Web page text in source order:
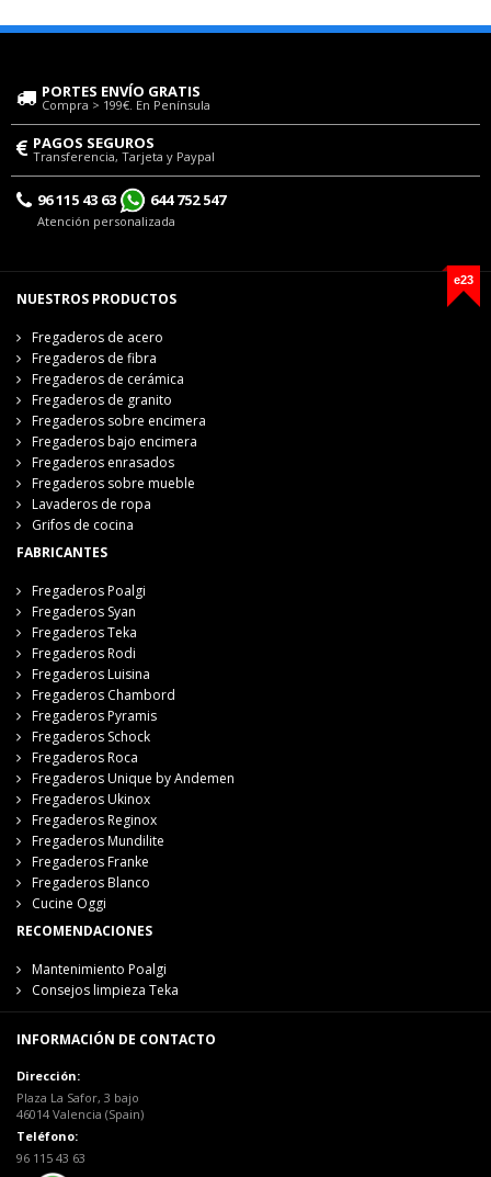
PORTES ENVÍO GRATIS
Compra > 199€. En Península
PAGOS SEGUROS
Transferencia, Tarjeta y Paypal
96 115 43 63 644 752 547
Atención personalizada
e23
NUESTROS PRODUCTOS
Fregaderos de acero
Fregaderos de fibra
Fregaderos de cerámica
Fregaderos de granito
Fregaderos sobre encimera
Fregaderos bajo encimera
Fregaderos enrasados
Fregaderos sobre mueble
Lavaderos de ropa
Grifos de cocina
FABRICANTES
Fregaderos Poalgi
Fregaderos Syan
Fregaderos Teka
Fregaderos Rodi
Fregaderos Luisina
Fregaderos Chambord
Fregaderos Pyramis
Fregaderos Schock
Fregaderos Roca
Fregaderos Unique by Andemen
Fregaderos Ukinox
Fregaderos Reginox
Fregaderos Mundilite
Fregaderos Franke
Fregaderos Blanco
Cucine Oggi
RECOMENDACIONES
Mantenimiento Poalgi
Consejos limpieza Teka
INFORMACIÓN DE CONTACTO
Dirección:
Plaza La Safor, 3 bajo
46014 Valencia (Spain)
Teléfono:
96 115 43 63